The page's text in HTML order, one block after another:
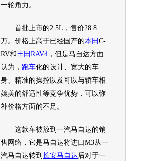
一轮角力。
首批上市的2.5L，售价28.8
万。价格上高于已经国产的本田 C-
RV和丰田RAV4 ，但是马自达方面
认为， 跑车化的设计、宽大的车
身、精准的操控以及可以与轿车相
媲美的舒适性等竞争优势，可以弥
补价格方面的不足。
这款车被放到 一汽马自达的销
售网络，它是马自达将进口M3从一
汽马自达转到 长安马自达后对于一